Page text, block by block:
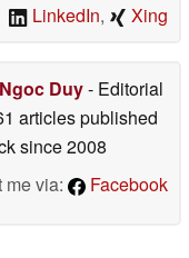
LinkedIn, Xing
Duy- Editorial
articles published
since 2008
me via:
Facebook